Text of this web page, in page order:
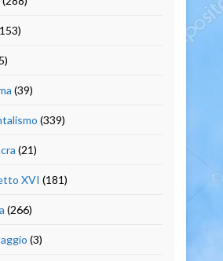
(39)
(339)
(21)
XVI (181)
(266)
(3)